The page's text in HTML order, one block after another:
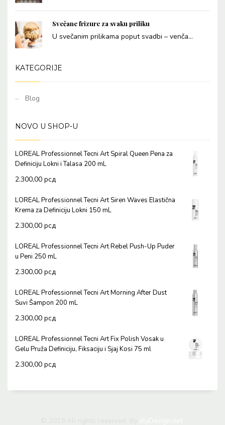
Svečane frizure za svaku priliku
U svečanim prilikama poput svadbi – venča...
KATEGORIJE
Blog
NOVO U SHOP-U
LOREAL Professionnel Tecni Art Spiral Queen Pena za
Definiciju Lokni i Talasa 200 mL
2.300,00 рсд
LOREAL Professionnel Tecni Art Siren Waves Elastična
Krema za Definiciju Lokni 150 mL
2.300,00 рсд
LOREAL Professionnel Tecni Art Rebel Push-Up Puder
u Peni 250 mL
2.300,00 рсд
LOREAL Professionnel Tecni Art Morning After Dust
Suvi Šampon 200 mL
2.300,00 рсд
LOREAL Professionnel Tecni Art Fix Polish Vosak u
Gelu Pruža Definiciju, Fiksaciju i Sjaj Kosi 75 ml
2.300,00 рсд